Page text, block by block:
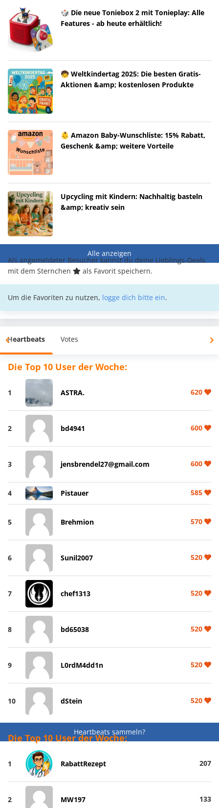
🎲 Die neue Toniebox 2 mit Tonieplay: Alle
Features - ab heute erhältlich!
🧒 Weltkindertag 2025: Die besten Gratis-
Aktionen &amp; kostenlosen Produkte
👶 Amazon Baby-Wunschliste: 15% Rabatt,
Geschenk &amp; weitere Vorteile
Upcycling mit Kindern: Nachhaltig basteln
&amp; kreativ sein
Alle anzeigen
Als angemeldeter Besucher kannst du deine Lieblings-Deals
mit dem Sternchen
als Favorit speichern.
Um die Favoriten zu nutzen, logge dich bitte ein.
Heartbeats Votes
Die Top 10 User der Woche:
1 ASTRA. 620
2 bd4941 600
3 jensbrendel27@gmail.com 600
4 Pistauer 585
5 Brehmion 570
6 Sunil2007 520
7 chef1313 520
8 bd65038 520
9 L0rdM4dd1n 520
10 dStein 520
Heartbeats sammeln?
Die Top 10 User der Woche:
1 RabattRezept 207
2 MW197 133